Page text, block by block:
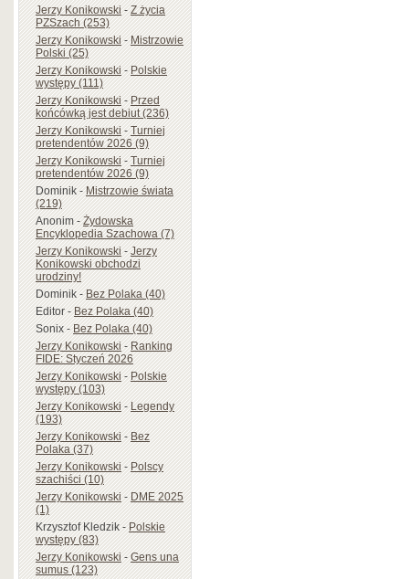
Jerzy Konikowski-Z życia
PZSzach (253)
Jerzy Konikowski-Mistrzowie
Polski (25)
Jerzy Konikowski-Polskie
występy (111)
Jerzy Konikowski-Przed
końcówką jest debiut (236)
Jerzy Konikowski-Turniej
pretendentów 2026 (9)
Jerzy Konikowski-Turniej
pretendentów 2026 (9)
Dominik-Mistrzowie świata
(219)
Anonim-Żydowska
Encyklopedia Szachowa (7)
Jerzy Konikowski-Jerzy
Konikowski obchodzi
urodziny!
Dominik-Bez Polaka (40)
Editor-Bez Polaka (40)
Sonix-Bez Polaka (40)
Jerzy Konikowski-Ranking
FIDE: Styczeń 2026
Jerzy Konikowski-Polskie
występy (103)
Jerzy Konikowski-Legendy
(193)
Jerzy Konikowski-Bez
Polaka (37)
Jerzy Konikowski-Polscy
szachiści (10)
Jerzy Konikowski-DME 2025
(1)
Krzysztof Kledzik-Polskie
występy (83)
Jerzy Konikowski-Gens una
sumus (123)